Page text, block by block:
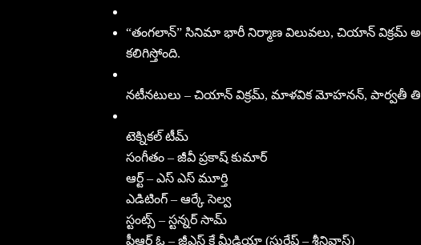
“తంగలాన్” సినిమా భారీ నిర్మాణ విలువలు, చియాన్ విక్రమ్
కలిగిస్తోంది.
నటీనటులు – చియాన్ విక్రమ్, మాళవిక మోహనన్, పార్వతీ
టెక్నికల్ టీమ్
సంగీతం – జీవీ ప్రకాష్ కుమార్
ఆర్ట్ – ఎస్ ఎస్ మూర్తి
ఎడిటింగ్ – ఆర్కే సెల్వ
స్టంట్స్ – స్టన్నర్ సామ్
పీఆర్ ఓ – జీఎస్ కే మీడియా (సురేష్ – శ్రీనివాస్)